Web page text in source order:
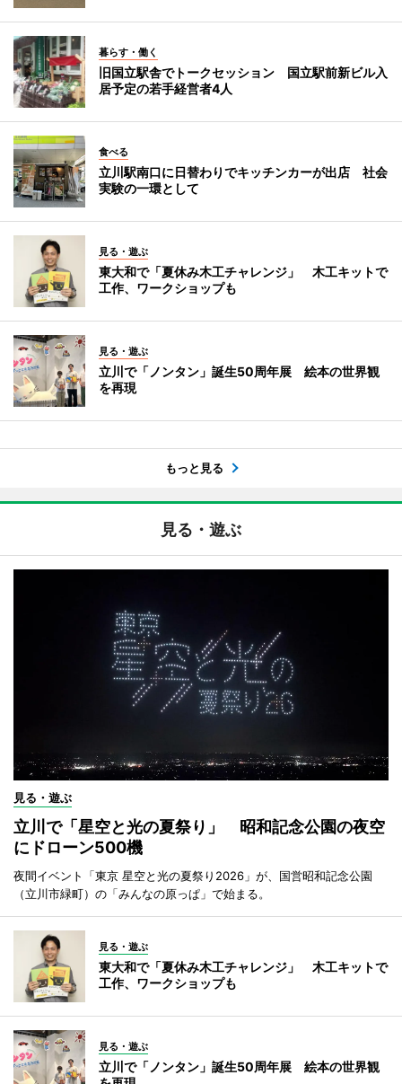
暮らす・働く
旧国立駅舎でトークセッション 国立駅前新ビル入
居予定の若手経営者4人
食べる
立川駅南口に日替わりでキッチンカーが出店 社会
実験の一環として
見る・遊ぶ
東大和で「夏休み木工チャレンジ」 木工キットで
工作、ワークショップも
見る・遊ぶ
立川で「ノンタン」誕生50周年展 絵本の世界観
を再現
もっと見る
見る・遊ぶ
見る・遊ぶ
立川で「星空と光の夏祭り」 昭和記念公園の夜空
にドローン500機
夜間イベント「東京 星空と光の夏祭り2026」が、国営昭和記念公園
（立川市緑町）の「みんなの原っぱ」で始まる。
見る・遊ぶ
東大和で「夏休み木工チャレンジ」 木工キットで
工作、ワークショップも
見る・遊ぶ
立川で「ノンタン」誕生50周年展 絵本の世界観